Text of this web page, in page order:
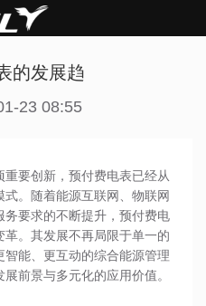
的发展趋
23 08:55
要创新，预付费电表已经从
。随着能源互联网、物联网
要求的不断提升， 预付费电
。其发展不再局限于单一的
能、更互动的综合能源管理
前景与多元化的应用价值。